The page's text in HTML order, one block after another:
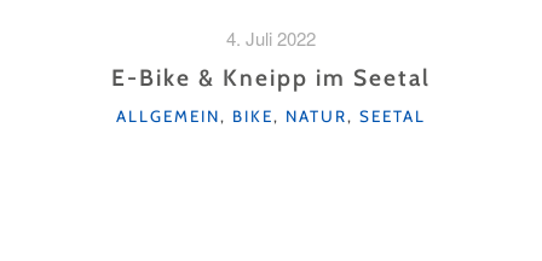
ERKUNDEN"
4. Juli 2022
E-Bike & Kneipp im Seetal
KATEGORIEN
ALLGEMEIN, BIKE, NATUR, SEETAL